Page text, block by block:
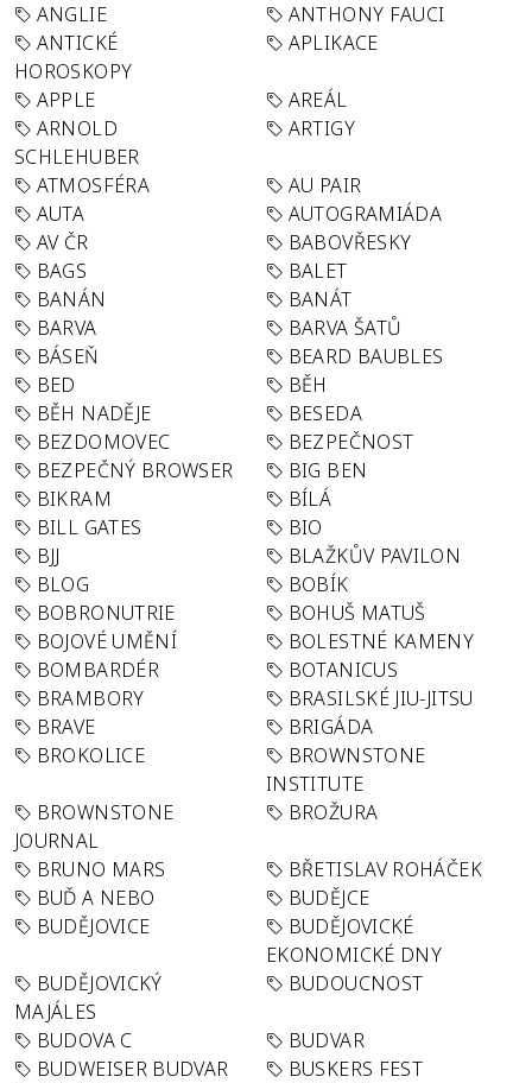
ANGLIE
ANTHONY FAUCI
ANTICKÉ
HOROSKOPY
APLIKACE
APPLE
AREÁL
ARNOLD
SCHLEHUBER
ARTIGY
ATMOSFÉRA
AU PAIR
AUTA
AUTOGRAMIÁDA
AV ČR
BABOVŘESKY
BAGS
BALET
BANÁN
BANÁT
BARVA
BARVA ŠATŮ
BÁSEŇ
BEARD BAUBLES
BED
BĚH
BĚH NADĚJE
BESEDA
BEZDOMOVEC
BEZPEČNOST
BEZPEČNÝ BROWSER
BIG BEN
BIKRAM
BÍLÁ
BILL GATES
BIO
BJJ
BLAŽKŮV PAVILON
BLOG
BOBÍK
BOBRONUTRIE
BOHUŠ MATUŠ
BOJOVÉ UMĚNÍ
BOLESTNÉ KAMENY
BOMBARDÉR
BOTANICUS
BRAMBORY
BRASILSKÉ JIU-JITSU
BRAVE
BRIGÁDA
BROKOLICE
BROWNSTONE
INSTITUTE
BROWNSTONE
JOURNAL
BROŽURA
BRUNO MARS
BŘETISLAV ROHÁČEK
BUĎ A NEBO
BUDĚJCE
BUDĚJOVICE
BUDĚJOVICKÉ
EKONOMICKÉ DNY
BUDĚJOVICKÝ
MAJÁLES
BUDOUCNOST
BUDOVA C
BUDVAR
BUDWEISER BUDVAR
BUSKERS FEST